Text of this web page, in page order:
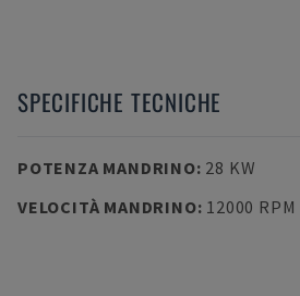
SPECIFICHE TECNICHE
POTENZA MANDRINO: 28 KW
VELOCITÀ MANDRINO: 12000 RPM